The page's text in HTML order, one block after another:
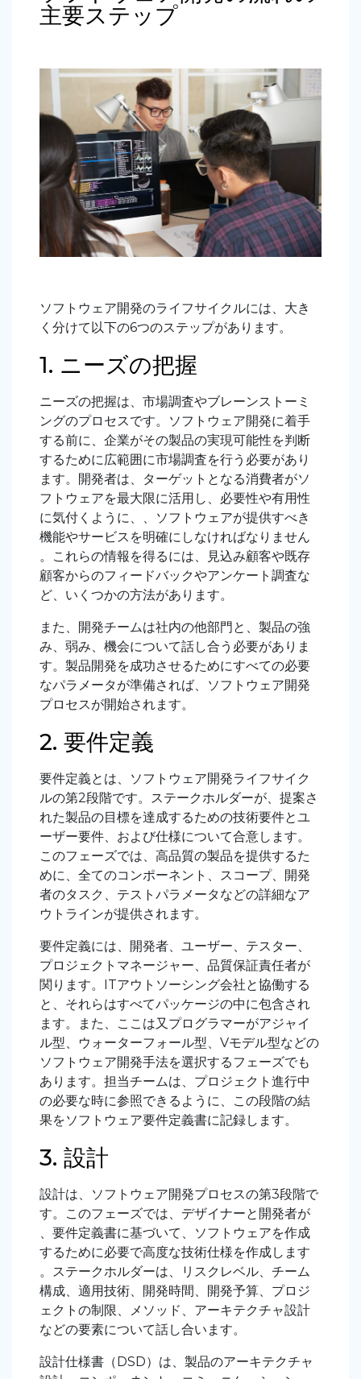
主要ステップ
ソフトウェア開発のライフサイクルには、大き
く分けて以下の6つのステップがあります。
1. ニーズの把握
ニーズの把握は、市場調査やブレーンストーミ
ングのプロセスです。ソフトウェア開発に着手
する前に、企業がその製品の実現可能性を判断
するために広範囲に市場調査を行う必要があり
ます。開発者は、ターゲットとなる消費者がソ
フトウェアを最大限に活用し、必要性や有用性
に気付くように、、ソフトウェアが提供すべき
機能やサービスを明確にしなければなりません
。これらの情報を得るには、見込み顧客や既存
顧客からのフィードバックやアンケート調査な
ど、いくつかの方法があります。
また、開発チームは社内の他部門と、製品の強
み、弱み、機会について話し合う必要がありま
す。製品開発を成功させるためにすべての必要
なパラメータが準備されば、ソフトウェア開発
プロセスが開始されます。
2. 要件定義
要件定義とは、ソフトウェア開発ライフサイク
ルの第2段階です。ステークホルダーが、提案さ
れた製品の目標を達成するための技術要件とユ
ーザー要件、および仕様について合意します。
このフェーズでは、高品質の製品を提供するた
めに、全てのコンポーネント、スコープ、開発
者のタスク、テストパラメータなどの詳細なア
ウトラインが提供されます。
要件定義には、開発者、ユーザー、テスター、
プロジェクトマネージャー、品質保証責任者が
関ります。 ITアウトソーシング会社と協働する
と、それらはすべてパッケージの中に包含され
ます。また、ここは又プログラマーがアジャイ
ル型、ウォーターフォール型、Vモデル型などの
ソフトウェア開発手法を選択するフェーズでも
あります。担当チームは、プロジェクト進行中
の必要な時に参照できるように、この段階の結
果をソフトウェア要件定義書に記録します。
3. 設計
設計は、ソフトウェア開発プロセスの第3段階で
す。このフェーズでは、デザイナーと開発者が
、要件定義書に基づいて、ソフトウェアを作成
するために必要で高度な技術仕様を作成します
。ステークホルダーは、リスクレベル、チーム
構成、適用技術、開発時間、開発予算、プロジ
ェクトの制限、メソッド、アーキテクチャ設計
などの要素について話し合います。
設計仕様書（DSD）は、製品のアーキテクチャ